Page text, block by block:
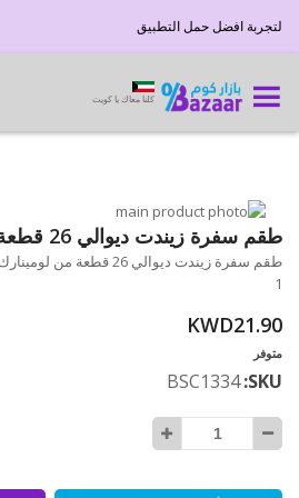
لتجربة افضل حمل التطبيق
كلنا معاك يا كويت
انتقل
إلى
النهاية
معرض
تخطي
إلى
بداية
الصور
طقم سفرة زيندت ديوالي 26 قطعة من لومينارك
طقم سفرة زيندت ديوالي 26
1
KWD21.90
متوفر
SKU
BSC1334